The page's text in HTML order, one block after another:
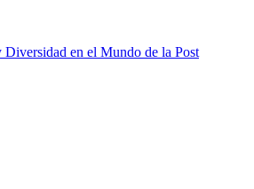
en el Mundo de la Post